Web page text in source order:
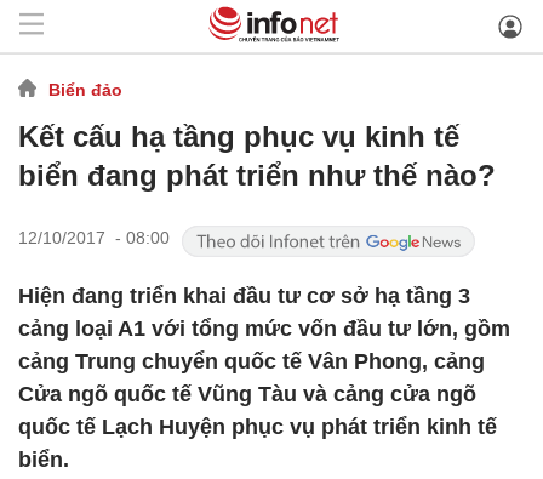
Biển đảo
Kết cấu hạ tầng phục vụ kinh tế
biển đang phát triển như thế nào?
12/10/2017 - 08:00
Hiện đang triển khai đầu tư cơ sở hạ tầng 3
cảng loại A1 với tổng mức vốn đầu tư lớn, gồm
cảng Trung chuyển quốc tế Vân Phong, cảng
Cửa ngõ quốc tế Vũng Tàu và cảng cửa ngõ
quốc tế Lạch Huyện phục vụ phát triển kinh tế
biển.